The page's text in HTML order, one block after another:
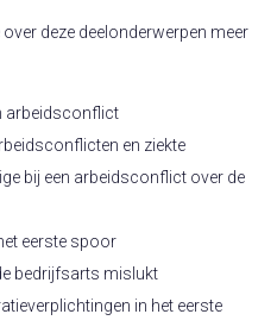
deze deelonderwerpen meer
arbeidsconflict
en ziekte
bij een arbeidsconflict over de
eerste spoor
bedrijfsarts mislukt
in het eerste